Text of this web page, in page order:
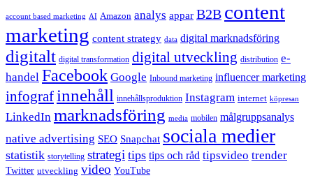
account based marketing AI Amazon analys appar B2B content
marketing content strategy data digital marknadsföring
digitalt digital transformation digital utveckling distribution e-
handel Facebook Google Inbound marketing influencer marketing
infograf innehåll innehållsproduktion Instagram internet köpresan
LinkedIn marknadsföring media mobilen målgruppsanalys
native advertising SEO Snapchat sociala medier
statistik storytelling strategi tips tips och råd tipsvideo trender
Twitter utveckling video YouTube